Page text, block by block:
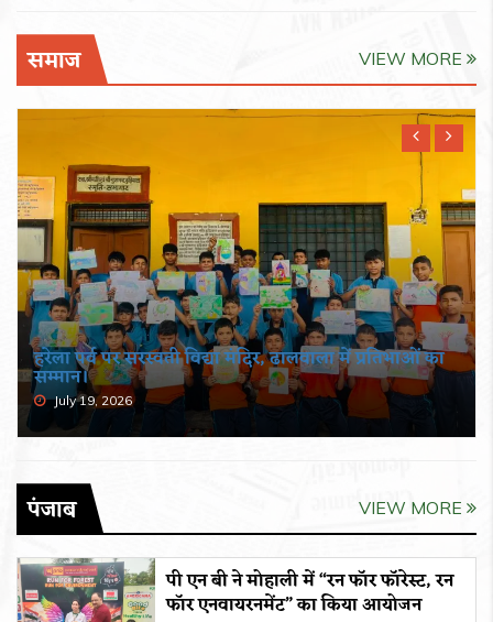
समाज VIEW MORE
हरेला पर्व पर सरस्वती विद्या मंदिर, ढालवाला में प्रतिभाओं का
सम्मान।
July 19, 2026
पंजाब VIEW MORE
पी एन बी ने मोहाली में “रन फॉर फॉरेस्ट, रन
फॉर एनवायरनमेंट” का किया आयोजन